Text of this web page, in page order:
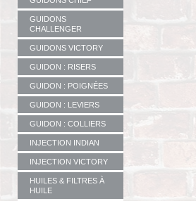
GUIDONS
CHALLENGER
GUIDONS VICTORY
GUIDON : RISERS
GUIDON : POIGNÉES
GUIDON : LEVIERS
GUIDON : COLLIERS
INJECTION INDIAN
INJECTION VICTORY
HUILES & FILTRES À
HUILE